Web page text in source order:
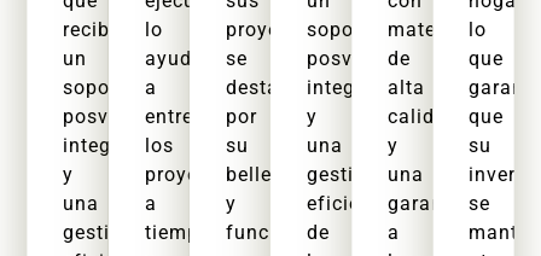
recibirá
un
soporte
posventa
integral
y
una
gestión
lo
ayudamos
a
entregar
los
proyectos
a
tiempo
proyectos
se
destaquen
por
su
belleza
y
funcionalidad.
soporte
posventa
integral
y
una
gestión
eficiente
de
materiales
de
alta
calidad
y
una
garantía
a
lo
que
que
su
se